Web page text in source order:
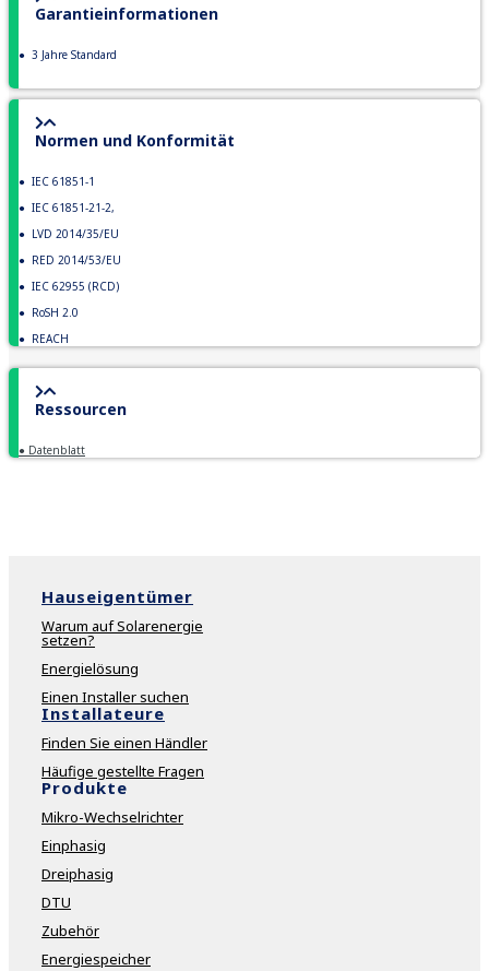
Garantieinformationen
● 3 Jahre Standard
Normen und Konformität
● IEC 61851-1
● IEC 61851-21-2,
● LVD 2014/35/EU
● RED 2014/53/EU
● IEC 62955 (RCD)
● RoSH 2.0
● REACH
Ressourcen
● Datenblatt
Hauseigentümer
Warum auf Solarenergie
setzen?
Energielösung
Einen Installer suchen
Installateure
Finden Sie einen Händler
Häufige gestellte Fragen
Produkte
Mikro-Wechselrichter
Einphasig
Dreiphasig
DTU
Zubehör
Energiespeicher